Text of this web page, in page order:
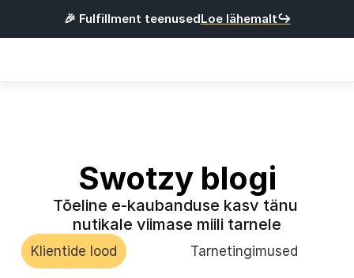
🎉 Fulfillment teenusedLoe lähemalt↪
Logi sisse
eeru
Swotzy blogi
Tõeline e-kaubanduse kasv tänu
nutikale viimase miili tarnele
Klientide lood Tarnetingimused